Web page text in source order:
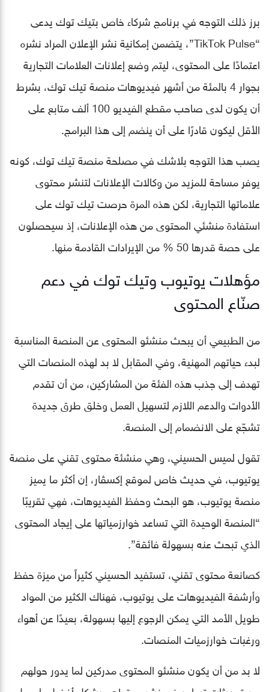
برز ذلك التوجه في برنامج شركاء خاص بتيك توك يدعى
“TikTok Pulse”، يتضمن إمكانية نشر الإعلان المراد نشره
اعتمادًا على المحتوى، ليتم وضع إعلانات العلامات التجارية
بجوار 4 بالمئة من أشهر فيديوهات منصة تيك توك، بشرط
أن يكون لدى صاحب مقطع الفيديو 100 ألف متابع على
الأقل ليكون قادرًا على أن ينضم إلى هذا البرامج.
يصب هذا التوجه بلاشك في مصلحة منصة تيك توك، كونه
يوفر مساحة للمزيد من وكالات الإعلانات لتنشر محتوى
علاماتها التجارية، لكن هذه المرة حرصت تيك توك على
استفادة منشئي المحتوى من هذه الإعلانات، إذ سيحصلون
على حصة قدرها 50 % من الإيرادات القادمة منها.
مؤهلات يوتيوب وتيك توك في دعم
صنّاع المحتوى
من الطبيعي أن يبحث منشئو المحتوى عن المنصة المناسبة
لبدء حياتهم المهنية، وفي المقابل لا بد لهذه المنصات التي
تهدف إلى جذب هذه الفئة من المشاركين، من أن تقدم
الأدوات والدعم اللازم لتسهيل العمل وخلق طرق جديدة
تشجّع على الانضمام إلى المنصة.
تقول لميس الحسيني، وهي منشئة محتوى تقني على منصة
يوتيوب، في حديث خاص لموقع إكسڤار، إن أكثر ما يميز
منصة يوتيوب، هو البحث وحفظ الفيديوهات، فهي تقريبًا
“المنصة الوحيدة التي تساعد خوارزمياتها على إيجاد المحتوى
الذي تبحث عنه بسهولة فائقة”.
كصانعة محتوى تقني، تستفيد الحسيني كثيراً من ميزة حفظ
وأرشفة الفيديوهات على يوتيوب، فهناك الكثير من المواد
طويل الأمد التي يمكن الرجوع إليها بسهولة، بعيدًا عن أهواء
ورغبات خوارزميات المنصات.
لا بد من أن يكون منشئو المحتوى مدركين لما يدور حولهم